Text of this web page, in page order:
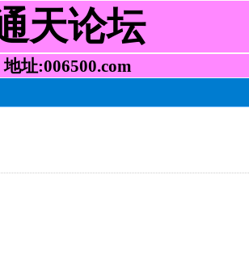
天论坛
地址:006500.com